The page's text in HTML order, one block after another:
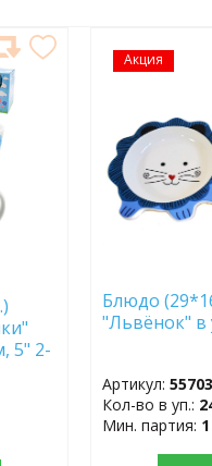
5" 2-
Акция
ДОБАВИТЬ
В
Блюдо
"Львёнок" в
Артикул: 55703
Кол-во в уп.:
Мин. партия: 1